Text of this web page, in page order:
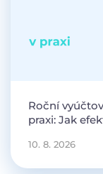
Roční
praxi: Jak
10. 8. 2026